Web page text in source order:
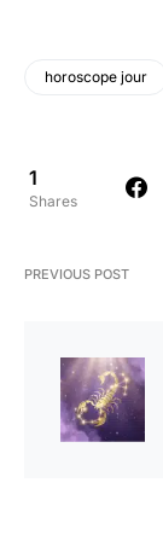
horoscope jour
1
Shares
PREVIOUS POST